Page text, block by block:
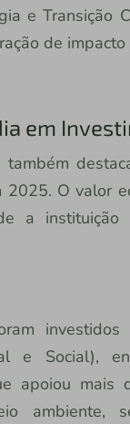
e Transição
de
em
O valor
a
e Social),
apoiou
ambiente,